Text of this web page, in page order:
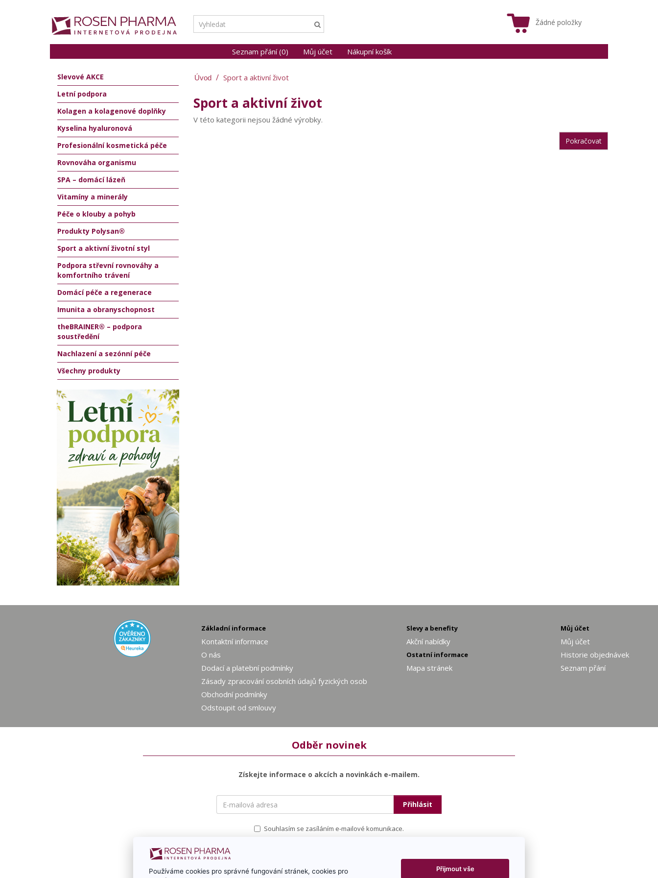
Žádné položky
Seznam přání (0) Můj účet Nákupní košík
Sport a aktivní život
Slevové AKCE
Letní podpora
Kolagen a kolagenové doplňky
Kyselina hyaluronová
Profesionální kosmetická péče
Rovnováha organismu
SPA – domácí lázeň
Vitamíny a minerály
Péče o klouby a pohyb
Produkty Polysan®
Sport a aktivní životní styl
Podpora střevní rovnováhy a
komfortního trávení
Domácí péče a regenerace
Imunita a obranyschopnost
theBRAINER® – podpora
soustředění
Nachlazení a sezónní péče
Všechny produkty
Sport a aktivní život
V této kategorii nejsou žádné výrobky.
Pokračovat
Základní informace
Kontaktní informace
O nás
Dodací a platební podmínky
Zásady zpracování osobních údajů fyzických osob
Obchodní podmínky
Odstoupit od smlouvy
Slevy a benefity
Akční nabídky
Ostatní informace
Mapa stránek
Můj účet
Můj účet
Historie objednávek
Seznam přání
Odběr novinek
Získejte informace o akcích a novinkách e-mailem.
Přihlásit
Souhlasím se zasíláním e-mailové komunikace.
Používáme cookies pro správné fungování stránek, cookies pro
Přijmout vše